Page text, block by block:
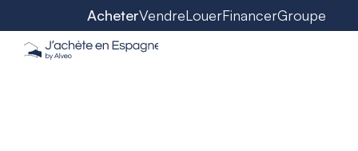
AcheterVendreLouerFinancerGroupe